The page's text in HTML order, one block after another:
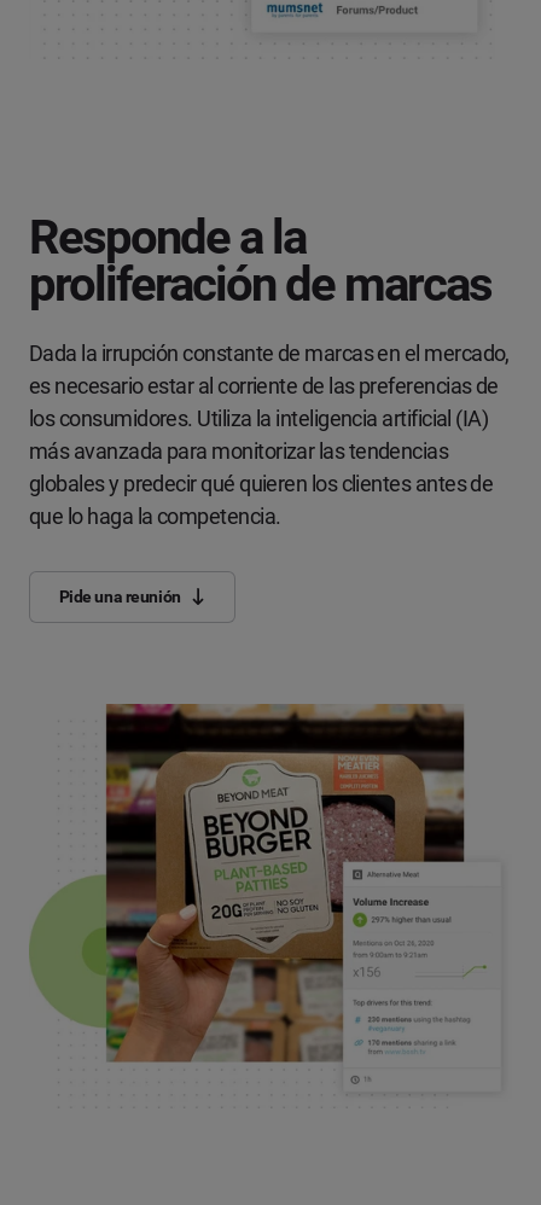
Responde a la
proliferación de marcas
Dada la irrupción constante de marcas en el mercado,
es necesario estar al corriente de las preferencias de
los consumidores. Utiliza la inteligencia artificial (IA)
más avanzada para monitorizar las tendencias
globales y predecir qué quieren los clientes antes de
que lo haga la competencia.
Pide una reunión